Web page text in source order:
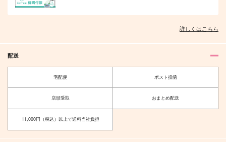
詳しくはこちら
配送
宅配便 ポスト投函
店頭受取 おまとめ配送
11,000円（税込）以上で送料当社負担